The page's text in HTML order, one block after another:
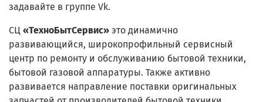
задавайте в группе Vk.
СЦ «ТехноБытСервис» это динамично
развивающийся, широкопрофильный сервисный
центр по ремонту и обслуживанию бытовой техники,
бытовой газовой аппаратуры. Также активно
развивается направление поставки оригинальных